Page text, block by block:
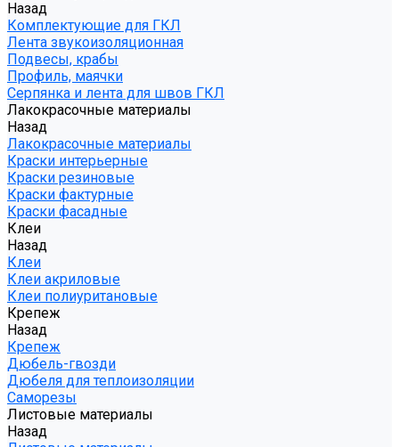
Назад
Комплектующие для ГКЛ
Лента звукоизоляционная
Подвесы, крабы
Профиль, маячки
Серпянка и лента для швов ГКЛ
Лакокрасочные материалы
Назад
Лакокрасочные материалы
Краски интерьерные
Краски резиновые
Краски фактурные
Краски фасадные
Клеи
Назад
Клеи
Клеи акриловые
Клеи полиуритановые
Крепеж
Назад
Крепеж
Дюбель-гвозди
Дюбеля для теплоизоляции
Саморезы
Листовые материалы
Назад